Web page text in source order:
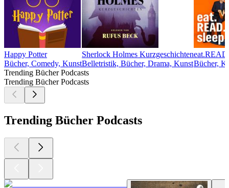
Happy Potter
Bücher, Comedy, Kunst
Sherlock Holmes Kurzgeschichten
Belletristik, Bücher, Drama, KunstBücher,
Trending Bücher Podcasts
Trending Bücher Podcasts
Trending Bücher Podcasts